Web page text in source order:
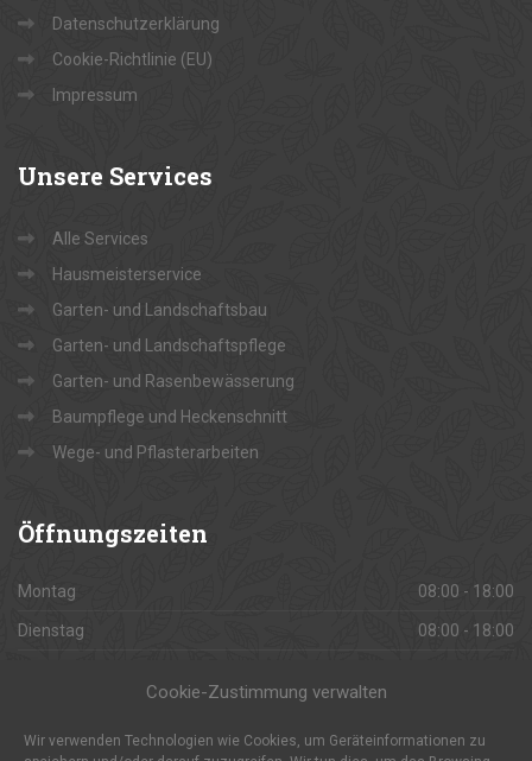
Cookie-Zustimmung verwalten
Wir verwenden Technologien wie Cookies, um Geräteinformationen zu
Datenschutzerklärung
Cookie-Richtlinie (EU)
Impressum
Unsere Services
Alle Services
Hausmeisterservice
Garten- und Landschaftsbau
Garten- und Landschaftspflege
Garten- und Rasenbewässerung
Baumpflege und Heckenschnitt
Wege- und Pflasterarbeiten
Öffnungszeiten
Montag 08:00 - 18:00
Dienstag 08:00 - 18:00
Freitag 08:00 - 18:00